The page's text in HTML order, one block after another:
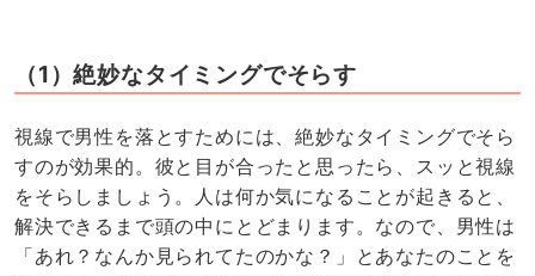
（1）絶妙なタイミングでそらす
視線で男性を落とすためには、絶妙なタイミングでそら
すのが効果的。彼と目が合ったと思ったら、スッと視線
をそらしましょう。人は何か気になることが起きると、
解決できるまで頭の中にとどまります。なので、男性は
「あれ？なんか見られてたのかな？」とあなたのことを